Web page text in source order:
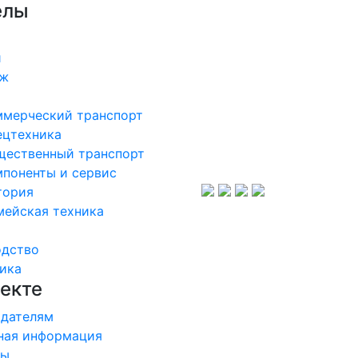
транспорт
транспорт
и сервис
техника
информация